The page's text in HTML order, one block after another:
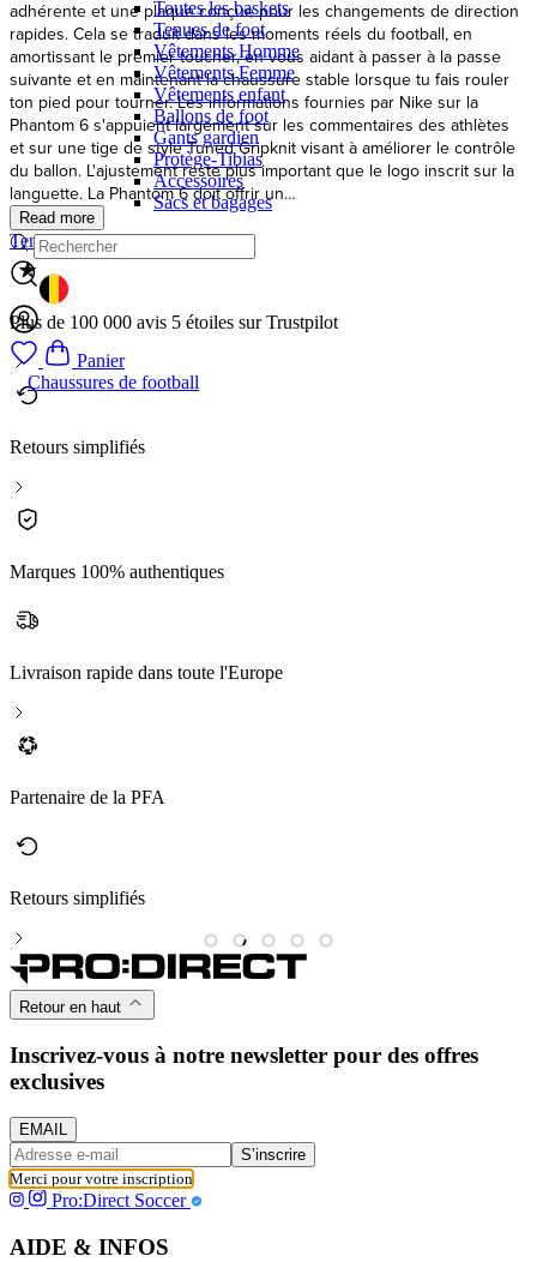
Toutes les baskets
Tenues de foot
Vêtements Homme
Vêtements Femme
Vêtements enfant
Ballons de foot
Gants gardien
Protège-Tibias
Accessoires
Sacs et bagages
GEOLOCATION BUTTON: BELGIQUE
Panier
Chaussures de football
Tenues de football Angleterre
Plus de 100 000 avis 5 étoiles sur Trustpilot
Retours simplifiés
Marques 100% authentiques
Livraison rapide dans toute l'Europe
Partenaire de la PFA
Retours simplifiés
Retour en haut
Inscrivez-vous à notre newsletter pour des offres
exclusives
EMAIL
S’inscrire
Merci pour votre inscription
Pro:Direct Soccer
AIDE & INFOS